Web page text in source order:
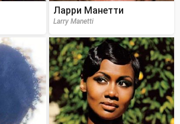
Ларри Манетти
Larry Manetti